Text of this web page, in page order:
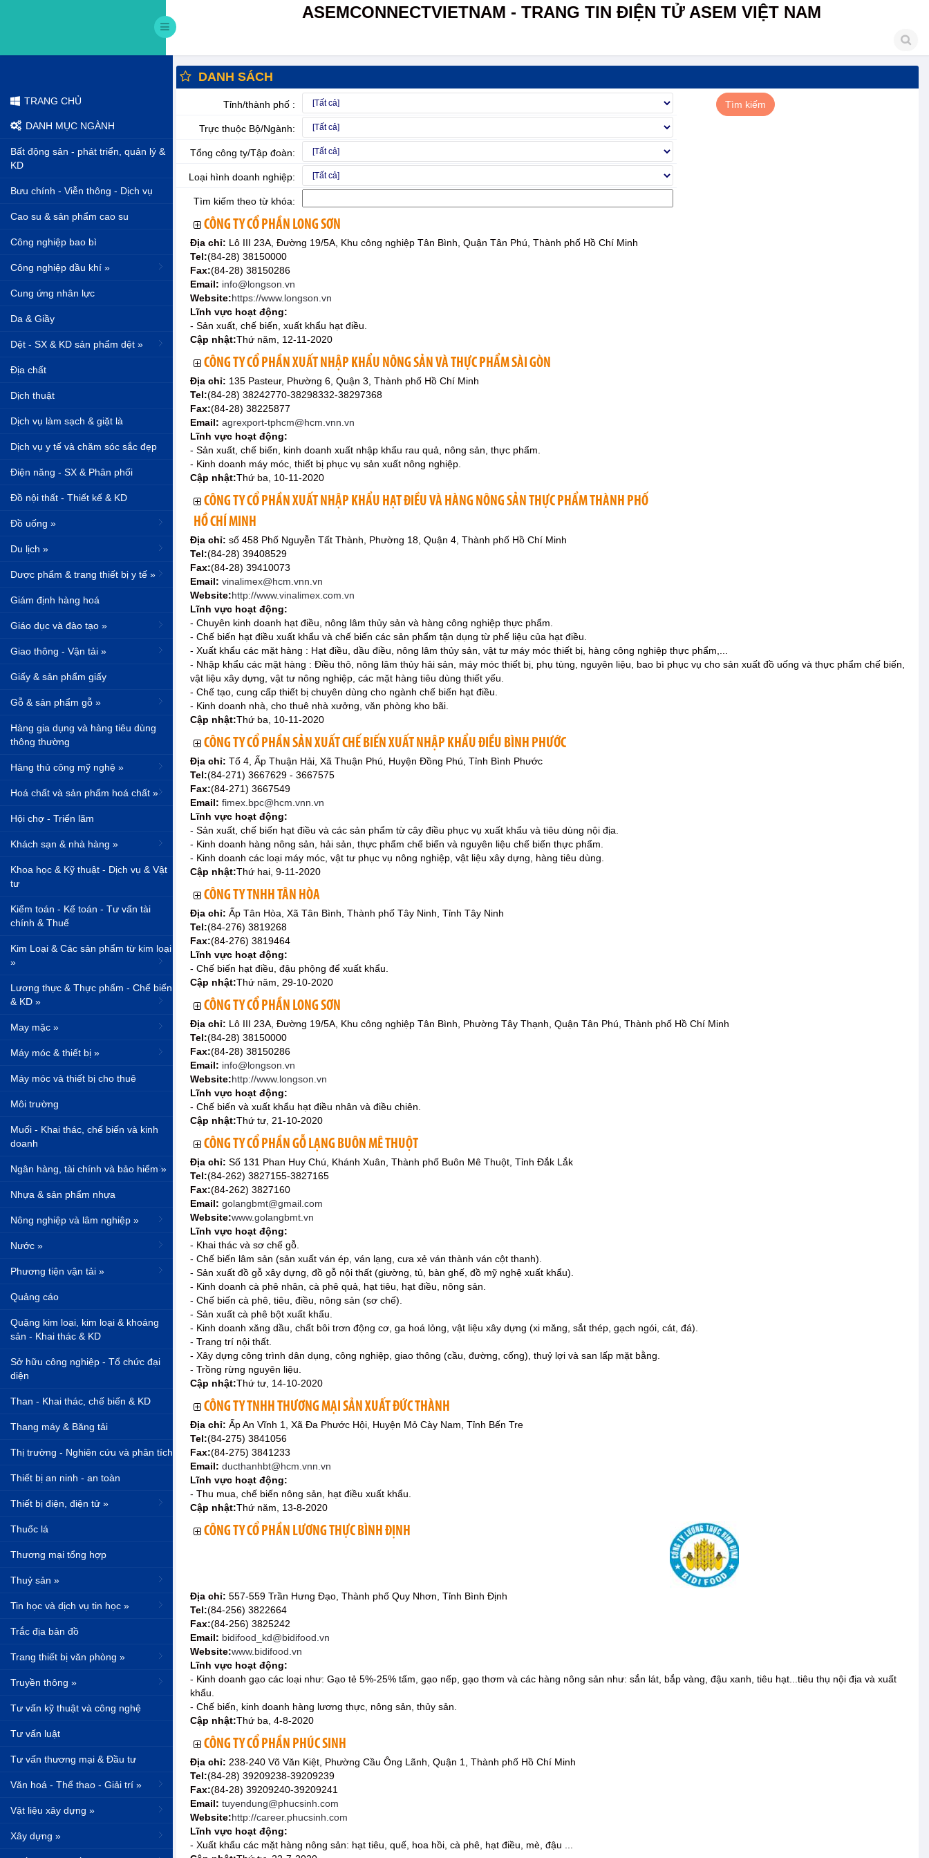
ASEMCONNECTVIETNAM - TRANG TIN ĐIỆN TỬ ASEM VIỆT NAM
TRANG CHỦ
DANH MỤC NGÀNH
Bất động sản - phát triển, quản lý &
KD
Bưu chính - Viễn thông - Dịch vụ
Cao su & sản phẩm cao su
Công nghiệp bao bì
Công nghiệp dầu khí »
Cung ứng nhân lực
Da & Giầy
Dệt - SX & KD sản phẩm dệt »
Địa chất
Dịch thuật
Dịch vụ làm sạch & giặt là
Dịch vụ y tế và chăm sóc sắc đẹp
Điện năng - SX & Phân phối
Đồ nội thất - Thiết kế & KD
Đồ uống »
Du lịch »
Dược phẩm & trang thiết bị y tế »
Giám định hàng hoá
Giáo dục và đào tạo »
Giao thông - Vận tải »
Giấy & sản phẩm giấy
Gỗ & sản phẩm gỗ »
Hàng gia dụng và hàng tiêu dùng
thông thường
Hàng thủ công mỹ nghệ »
Hoá chất và sản phẩm hoá chất »
Hội chợ - Triển lãm
Khách sạn & nhà hàng »
Khoa học & Kỹ thuật - Dịch vụ & Vật
tư
Kiểm toán - Kế toán - Tư vấn tài
chính & Thuế
Kim Loại & Các sản phẩm từ kim loại
»
Lương thực & Thực phẩm - Chế biến
& KD »
May mặc »
Máy móc & thiết bị »
Máy móc và thiết bị cho thuê
Môi trường
Muối - Khai thác, chế biến và kinh
doanh
Ngân hàng, tài chính và bảo hiểm »
Nhựa & sản phẩm nhựa
Nông nghiệp và lâm nghiệp »
Nước »
Phương tiện vận tải »
Quảng cáo
Quặng kim loại, kim loại & khoáng
sản - Khai thác & KD
Sở hữu công nghiệp - Tổ chức đại
diện
Than - Khai thác, chế biến & KD
Thang máy & Băng tải
Thị trường - Nghiên cứu và phân tích
Thiết bị an ninh - an toàn
Thiết bị điện, điện tử »
Thuốc lá
Thương mại tổng hợp
Thuỷ sản »
Tin học và dịch vụ tin học »
Trắc địa bản đồ
Trang thiết bị văn phòng »
Truyền thông »
Tư vấn kỹ thuật và công nghệ
Tư vấn luật
Tư vấn thương mại & Đầu tư
Văn hoá - Thể thao - Giải trí »
Vật liệu xây dựng »
Xây dựng »
DANH SÁCH
Tỉnh/thành phố :
Trực thuộc Bộ/Ngành:
Tổng công ty/Tập đoàn:
Loại hình doanh nghiệp:
Tìm kiếm theo từ khóa:
CÔNG TY CỔ PHẦN LONG SƠN
Địa chỉ: Lô III 23A, Đường 19/5A, Khu công nghiệp Tân Bình, Quận Tân Phú, Thành phố Hồ Chí Minh
Tel:(84-28) 38150000
Fax:(84-28) 38150286
Email: info@longson.vn
Website:https://www.longson.vn
Lĩnh vực hoạt động:
- Sản xuất, chế biến, xuất khẩu hạt điều.
Cập nhật:Thứ năm, 12-11-2020
CÔNG TY CỔ PHẦN XUẤT NHẬP KHẨU NÔNG SẢN VÀ THỰC PHẨM SÀI GÒN
Địa chỉ: 135 Pasteur, Phường 6, Quận 3, Thành phố Hồ Chí Minh
Tel:(84-28) 38242770-38298332-38297368
Fax:(84-28) 38225877
Email: agrexport-tphcm@hcm.vnn.vn
Lĩnh vực hoạt động:
- Sản xuất, chế biến, kinh doanh xuất nhập khẩu rau quả, nông sản, thực phẩm.
- Kinh doanh máy móc, thiết bị phục vụ sản xuất nông nghiệp.
Cập nhật:Thứ ba, 10-11-2020
CÔNG TY CỔ PHẦN XUẤT NHẬP KHẨU HẠT ĐIỀU VÀ HÀNG NÔNG SẢN THỰC PHẨM THÀNH PHỐ
HỒ CHÍ MINH
Địa chỉ: số 458 Phố Nguyễn Tất Thành, Phường 18, Quận 4, Thành phố Hồ Chí Minh
Tel:(84-28) 39408529
Fax:(84-28) 39410073
Email: vinalimex@hcm.vnn.vn
Website:http://www.vinalimex.com.vn
Lĩnh vực hoạt động:
- Chuyên kinh doanh hạt điều, nông lâm thủy sản và hàng công nghiệp thực phẩm.
- Chế biến hạt điều xuất khẩu và chế biến các sản phẩm tận dụng từ phế liệu của hạt điều.
- Xuất khẩu các mặt hàng : Hạt điều, dầu điều, nông lâm thủy sản, vật tư máy móc thiết bị, hàng công nghiệp thực phẩm,...
- Nhập khẩu các mặt hàng : Điều thô, nông lâm thủy hải sản, máy móc thiết bị, phụ tùng, nguyên liệu, bao bì phục vụ cho sản xuất đồ uống và thực phẩm chế biến,
vật liệu xây dựng, vật tư nông nghiệp, các mặt hàng tiêu dùng thiết yếu.
- Chế tạo, cung cấp thiết bị chuyên dùng cho ngành chế biến hạt điều.
- Kinh doanh nhà, cho thuê nhà xưởng, văn phòng kho bãi.
Cập nhật:Thứ ba, 10-11-2020
CÔNG TY CỔ PHẦN SẢN XUẤT CHẾ BIẾN XUẤT NHẬP KHẨU ĐIỀU BÌNH PHƯỚC
Địa chỉ: Tổ 4, Ấp Thuận Hải, Xã Thuận Phú, Huyện Đồng Phú, Tỉnh Bình Phước
Tel:(84-271) 3667629 - 3667575
Fax:(84-271) 3667549
Email: fimex.bpc@hcm.vnn.vn
Lĩnh vực hoạt động:
- Sản xuất, chế biến hạt điều và các sản phẩm từ cây điều phục vụ xuất khẩu và tiêu dùng nội địa.
- Kinh doanh hàng nông sản, hải sản, thực phẩm chế biến và nguyên liệu chế biến thực phẩm.
- Kinh doanh các loại máy móc, vật tư phục vụ nông nghiệp, vật liệu xây dựng, hàng tiêu dùng.
Cập nhật:Thứ hai, 9-11-2020
CÔNG TY TNHH TÂN HÒA
Địa chỉ: Ấp Tân Hòa, Xã Tân Bình, Thành phố Tây Ninh, Tỉnh Tây Ninh
Tel:(84-276) 3819268
Fax:(84-276) 3819464
Lĩnh vực hoạt động:
- Chế biến hạt điều, đậu phộng để xuất khẩu.
Cập nhật:Thứ năm, 29-10-2020
CÔNG TY CỔ PHẦN LONG SƠN
Địa chỉ: Lô III 23A, Đường 19/5A, Khu công nghiệp Tân Bình, Phường Tây Thạnh, Quận Tân Phú, Thành phố Hồ Chí Minh
Tel:(84-28) 38150000
Fax:(84-28) 38150286
Email: info@longson.vn
Website:http://www.longson.vn
Lĩnh vực hoạt động:
- Chế biến và xuất khẩu hạt điều nhân và điều chiên.
Cập nhật:Thứ tư, 21-10-2020
CÔNG TY CỔ PHẦN GỖ LẠNG BUÔN MÊ THUỘT
Địa chỉ: Số 131 Phan Huy Chú, Khánh Xuân, Thành phố Buôn Mê Thuột, Tỉnh Đắk Lắk
Tel:(84-262) 3827155-3827165
Fax:(84-262) 3827160
Email: golangbmt@gmail.com
Website:www.golangbmt.vn
Lĩnh vực hoạt động:
- Khai thác và sơ chế gỗ.
- Chế biến lâm sản (sản xuất ván ép, ván lạng, cưa xẻ ván thành ván cột thanh).
- Sản xuất đồ gỗ xây dựng, đồ gỗ nội thất (giường, tủ, bàn ghế, đồ mỹ nghệ xuất khẩu).
- Kinh doanh cà phê nhân, cà phê quả, hạt tiêu, hạt điều, nông sản.
- Chế biến cà phê, tiêu, điều, nông sản (sơ chế).
- Sản xuất cà phê bột xuất khẩu.
- Kinh doanh xăng dầu, chất bôi trơn động cơ, ga hoá lỏng, vật liệu xây dựng (xi măng, sắt thép, gạch ngói, cát, đá).
- Trang trí nội thất.
- Xây dựng công trình dân dụng, công nghiệp, giao thông (cầu, đường, cống), thuỷ lợi và san lấp mặt bằng.
- Trồng rừng nguyên liệu.
Cập nhật:Thứ tư, 14-10-2020
CÔNG TY TNHH THƯƠNG MẠI SẢN XUẤT ĐỨC THÀNH
Địa chỉ: Ấp An Vĩnh 1, Xã Đa Phước Hội, Huyện Mỏ Cày Nam, Tỉnh Bến Tre
Tel:(84-275) 3841056
Fax:(84-275) 3841233
Email: ducthanhbt@hcm.vnn.vn
Lĩnh vực hoạt động:
- Thu mua, chế biến nông sản, hạt điều xuất khẩu.
Cập nhật:Thứ năm, 13-8-2020
CÔNG TY CỔ PHẦN LƯƠNG THỰC BÌNH ĐỊNH
Địa chỉ: 557-559 Trần Hưng Đạo, Thành phố Quy Nhơn, Tỉnh Bình Định
Tel:(84-256) 3822664
Fax:(84-256) 3825242
Email: bidifood_kd@bidifood.vn
Website:www.bidifood.vn
Lĩnh vực hoạt động:
- Kinh doanh gạo các loại như: Gạo tẻ 5%-25% tấm, gạo nếp, gạo thơm và các hàng nông sản như: sắn lát, bắp vàng, đậu xanh, tiêu hạt...tiêu thụ nội địa và xuất
khẩu.
- Chế biến, kinh doanh hàng lương thực, nông sản, thủy sản.
Cập nhật:Thứ ba, 4-8-2020
CÔNG TY CỔ PHẦN PHÚC SINH
Địa chỉ: 238-240 Võ Văn Kiệt, Phường Cầu Ông Lãnh, Quận 1, Thành phố Hồ Chí Minh
Tel:(84-28) 39209238-39209239
Fax:(84-28) 39209240-39209241
Email: tuyendung@phucsinh.com
Website:http://career.phucsinh.com
Lĩnh vực hoạt động:
- Xuất khẩu các mặt hàng nông sản: hạt tiêu, quế, hoa hồi, cà phê, hạt điều, mè, đậu ...